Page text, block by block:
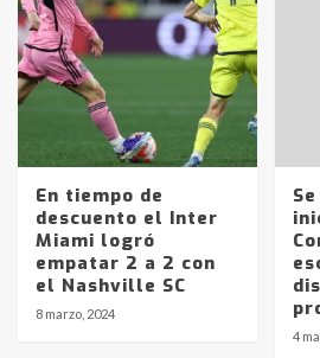
En tiempo de
descuento el Inter
Miami logró
empatar 2 a 2 con
el Nashville SC
8 marzo, 2024
4
Identidad de los
pampeanos que
protagonistas del